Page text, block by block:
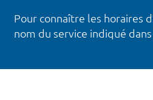
Pour connaître les horaires
nom du service indiqué